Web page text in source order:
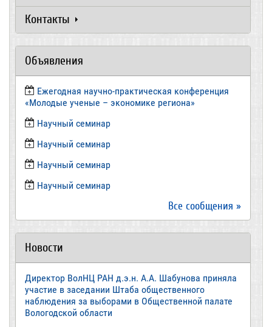
Контакты
Объявления
Ежегодная научно-практическая конференция
«Молодые ученые – экономике региона»
​Научный семинар
​Научный семинар
Научный семинар
​Научный семинар
Все сообщения »
Новости
Директор ВолНЦ РАН д.э.н. А.А. Шабунова приняла
участие в заседании Штаба общественного
наблюдения за выборами в Общественной палате
Вологодской области